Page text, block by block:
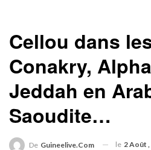
Cellou dans
Conakry,
Jeddah en
Saoudite…
De Guineelive.com le 2 Août